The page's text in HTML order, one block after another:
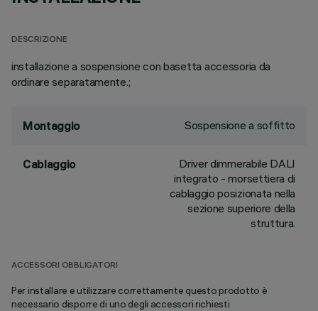
DESCRIZIONE
installazione a sospensione con basetta accessoria da
ordinare separatamente.;
Montaggio Sospensione a soffitto
Cablaggio
Driver dimmerabile DALI
integrato - morsettiera di
cablaggio posizionata nella
sezione superiore della
struttura.
ACCESSORI OBBLIGATORI
Per installare e utilizzare correttamente questo prodotto è
necessario disporre di uno degli accessori richiesti